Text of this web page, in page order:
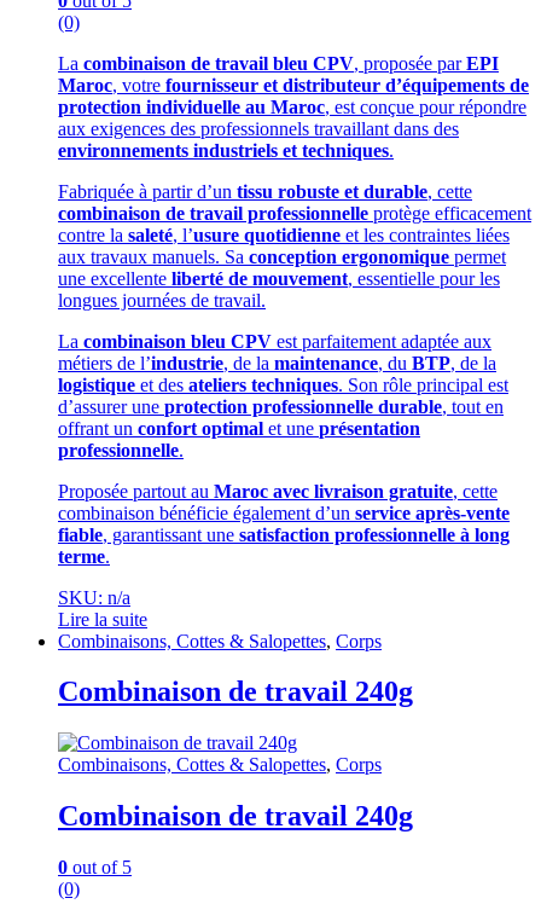
(0)
La combinaison de travail bleu CPV, proposée parEPI
Maroc, votre fournisseur et distributeur d’équipements de
protection individuelle au Maroc, est conçue pour répondre
aux exigences des professionnels travaillant dans des
environnements industriels et techniques.
Fabriquée à partir d’un tissu robuste et durable, cette
combinaison de travail professionnelle protège efficacement
contre la saleté, l’usure quotidienne et les contraintes liées
aux travaux manuels. Sa conception ergonomique permet
une excellente liberté de mouvement, essentielle pour les
longues journées de travail.
La combinaison bleu CPV est parfaitement adaptée aux
métiers de l’industrie, de la maintenance, du BTP, de la
logistique et des ateliers techniques. Son rôle principal est
d’assurer une protection professionnelle durable, tout en
offrant un confort optimal et une présentation
professionnelle.
Proposée partout au Maroc avec livraison gratuite, cette
combinaison bénéficie également d’un service après-vente
fiable, garantissant une satisfaction professionnelle à long
terme.
SKU: n/a
Lire la suite
Combinaisons, Cottes & Salopettes, Corps
Combinaison de travail 240g
Combinaisons, Cottes & Salopettes, Corps
Combinaison de travail 240g
0 out of 5
(0)